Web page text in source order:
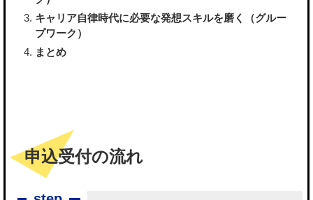
キャリア自律時代に必要な発想スキルを磨く（グルー
プワーク）
まとめ
申込受付の流れ